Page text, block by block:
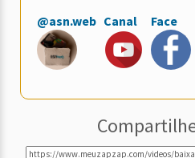
@asn.web Canal Face